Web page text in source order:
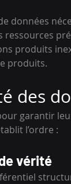
données
produits
produits.
des
garantir
l’ordre :
vérité